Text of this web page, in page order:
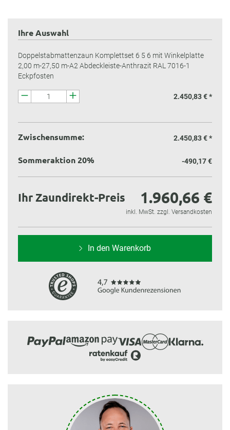
Ihre Auswahl
Doppelstabmattenzaun Komplettset 6 5 6 mit Winkelplatte
2,00 m-27,50 m-A2 Abdeckleiste-Anthrazit RAL 7016-1
Eckpfosten
2.450,83 € *
Zwischensumme: 2.450,83 €*
Sommeraktion 20% -490,17 €
Ihr Zaundirekt-Preis 1.960,66 €
inkl. MwSt. zzgl. Versandkosten
In den Warenkorb